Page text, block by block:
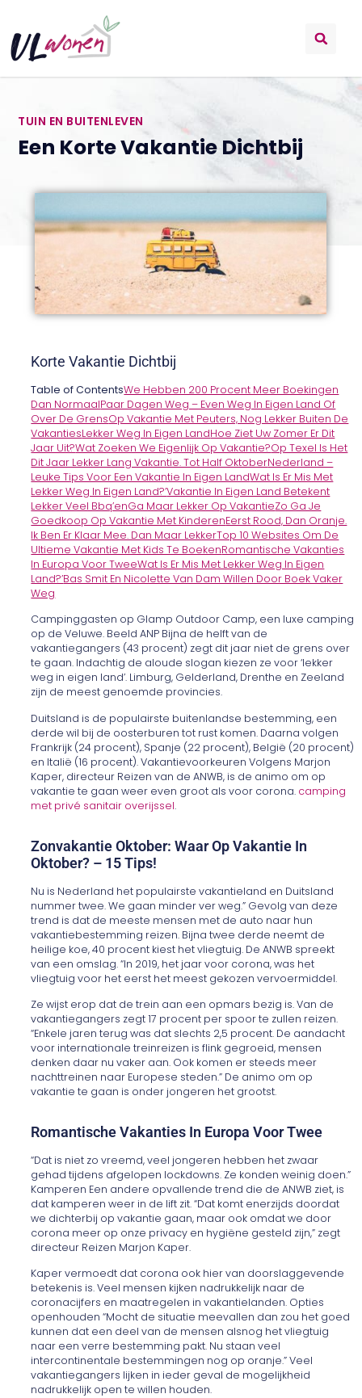
TUIN EN BUITENLEVEN
Een Korte Vakantie Dichtbij
Korte Vakantie Dichtbij
Table of ContentsWe Hebben 200 Procent Meer Boekingen
Dan NormaalPaar Dagen Weg – Even Weg In Eigen Land Of
Over De GrensOp Vakantie Met Peuters, Nog Lekker Buiten De
VakantiesLekker Weg In Eigen LandHoe Ziet Uw Zomer Er Dit
Jaar Uit?Wat Zoeken We Eigenlijk Op Vakantie?Op Texel Is Het
Dit Jaar Lekker Lang Vakantie. Tot Half OktoberNederland –
Leuke Tips Voor Een Vakantie In Eigen LandWat Is Er Mis Met
Lekker Weg In Eigen Land?’Vakantie In Eigen Land Betekent
Lekker Veel Bbq’enGa Maar Lekker Op VakantieZo Ga Je
Goedkoop Op Vakantie Met KinderenEerst Rood, Dan Oranje.
Ik Ben Er Klaar Mee. Dan Maar LekkerTop 10 Websites Om De
Ultieme Vakantie Met Kids Te BoekenRomantische Vakanties
In Europa Voor TweeWat Is Er Mis Met Lekker Weg In Eigen
Land?’Bas Smit En Nicolette Van Dam Willen Door Boek Vaker
Weg
Campinggasten op Glamp Outdoor Camp, een luxe camping
op de Veluwe. Beeld ANP Bijna de helft van de
vakantiegangers (43 procent) zegt dit jaar niet de grens over
te gaan. Indachtig de aloude slogan kiezen ze voor ‘lekker
weg in eigen land’. Limburg, Gelderland, Drenthe en Zeeland
zijn de meest genoemde provincies.
Duitsland is de populairste buitenlandse bestemming, een
derde wil bij de oosterburen tot rust komen. Daarna volgen
Frankrijk (24 procent), Spanje (22 procent), België (20 procent)
en Italië (16 procent). Vakantievoorkeuren Volgens Marjon
Kaper, directeur Reizen van de ANWB, is de animo om op
vakantie te gaan weer even groot als voor corona. camping
met privé sanitair overijssel.
Zonvakantie Oktober: Waar Op Vakantie In
Oktober? – 15 Tips!
Nu is Nederland het populairste vakantieland en Duitsland
nummer twee. We gaan minder ver weg.” Gevolg van deze
trend is dat de meeste mensen met de auto naar hun
vakantiebestemming reizen. Bijna twee derde neemt de
heilige koe, 40 procent kiest het vliegtuig. De ANWB spreekt
van een omslag. “In 2019, het jaar voor corona, was het
vliegtuig voor het eerst het meest gekozen vervoermiddel.
Ze wijst erop dat de trein aan een opmars bezig is. Van de
vakantiegangers zegt 17 procent per spoor te zullen reizen.
“Enkele jaren terug was dat slechts 2,5 procent. De aandacht
voor internationale treinreizen is flink gegroeid, mensen
denken daar nu vaker aan. Ook komen er steeds meer
nachttreinen naar Europese steden.” De animo om op
vakantie te gaan is onder jongeren het grootst.
Romantische Vakanties In Europa Voor Twee
“Dat is niet zo vreemd, veel jongeren hebben het zwaar
gehad tijdens afgelopen lockdowns. Ze konden weinig doen.”
Kamperen Een andere opvallende trend die de ANWB ziet, is
dat kamperen weer in de lift zit. “Dat komt enerzijds doordat
we dichterbij op vakantie gaan, maar ook omdat we door
corona meer op onze privacy en hygiëne gesteld zijn,” zegt
directeur Reizen Marjon Kaper.
Kaper vermoedt dat corona ook hier van doorslaggevende
betekenis is. Veel mensen kijken nadrukkelijk naar de
coronacijfers en maatregelen in vakantielanden. Opties
openhouden “Mocht de situatie meevallen dan zou het goed
kunnen dat een deel van de mensen alsnog het vliegtuig
naar een verre bestemming pakt. Nu staan veel
intercontinentale bestemmingen nog op oranje.” Veel
vakantiegangers lijken in ieder geval de mogelijkheid
nadrukkelijk open te willen houden.